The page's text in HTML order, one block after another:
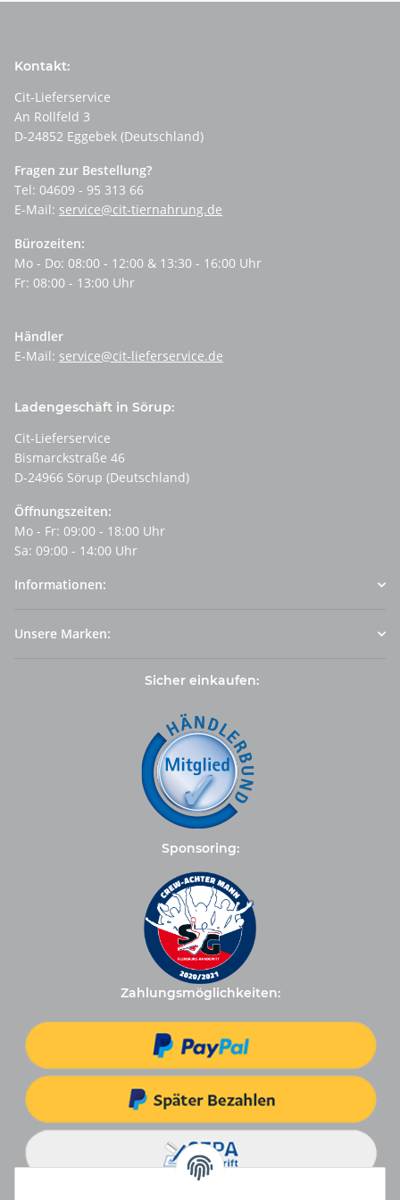
Kontakt:
Cit-Lieferservice
An Rollfeld 3
D-24852 Eggebek (Deutschland)
Fragen zur Bestellung?
Tel: 04609 - 95 313 66
E-Mail: service@cit-tiernahrung.de
Bürozeiten:
Mo - Do: 08:00 - 12:00 & 13:30 - 16:00 Uhr
Fr: 08:00 - 13:00 Uhr
Händler
E-Mail: service@cit-lieferservice.de
Ladengeschäft in Sörup:
Cit-Lieferservice
Bismarckstraße 46
D-24966 Sörup (Deutschland)
Öffnungszeiten:
Mo - Fr: 09:00 - 18:00 Uhr
Sa: 09:00 - 14:00 Uhr
Informationen:
Unsere Marken:
Sicher einkaufen:
Sponsoring:
Zahlungsmöglichkeiten: